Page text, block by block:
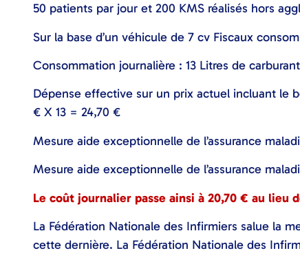
50 patients par jour et 200 KMS réalisés hors
Sur la base d’un véhicule de 7 cv Fiscaux
Consommation journalière : 13 Litres de carburant
Dépense effective sur un prix actuel incluant le
€ X 13 = 24,70 €
Mesure aide exceptionnelle de l’assurance
Mesure aide exceptionnelle de l’assurance
Le coût journalier passe ainsi à 20,70 € au lieu
La Fédération Nationale des Infirmiers salue la
cette dernière. La Fédération Nationale des